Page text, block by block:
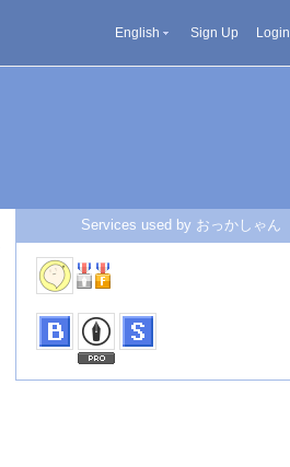
English Sign Up Login
Services used by おっかしゃん